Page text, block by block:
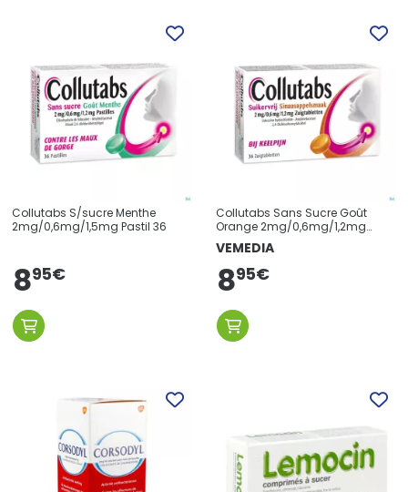
Collutabs S/sucre Menthe
2mg/0,6mg/1,5mg Pastil 36
895€
Collutabs Sans Sucre Goût
Orange 2mg/0,6mg/1,2mg
Pastilles
VEMEDIA
895€